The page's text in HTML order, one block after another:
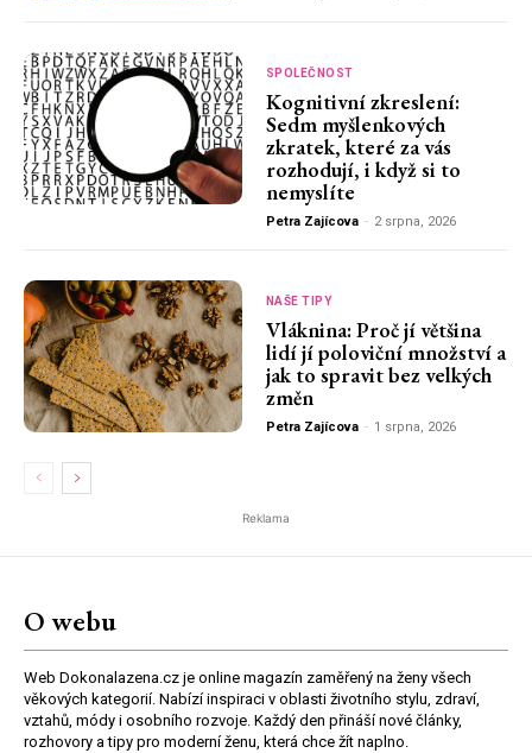
SPOLEČNOST
Kognitivní zkreslení:
Sedm myšlenkových
zkratek, které za vás
rozhodují, i když si to
nemyslíte
Petra Zajícova - 2 srpna, 2026
NAŠE TIPY
Vláknina: Proč jí většina
lidí jí poloviční množství a
jak to spravit bez velkých
změn
Petra Zajícova - 1 srpna, 2026
Reklama
O webu
Web Dokonalazena.cz je online magazín zaměřený na ženy všech
věkových kategorií. Nabízí inspiraci v oblasti životního stylu, zdraví,
vztahů, módy i osobního rozvoje. Každý den přináší nové články,
rozhovory a tipy pro moderní ženu, která chce žít naplno.